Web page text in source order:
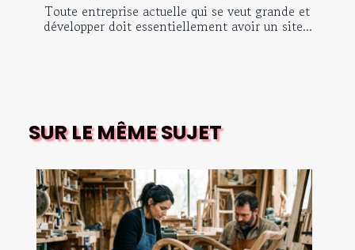
Toute entreprise actuelle qui se veut grande et
développer doit essentiellement avoir un site...
SUR LE MÊME SUJET